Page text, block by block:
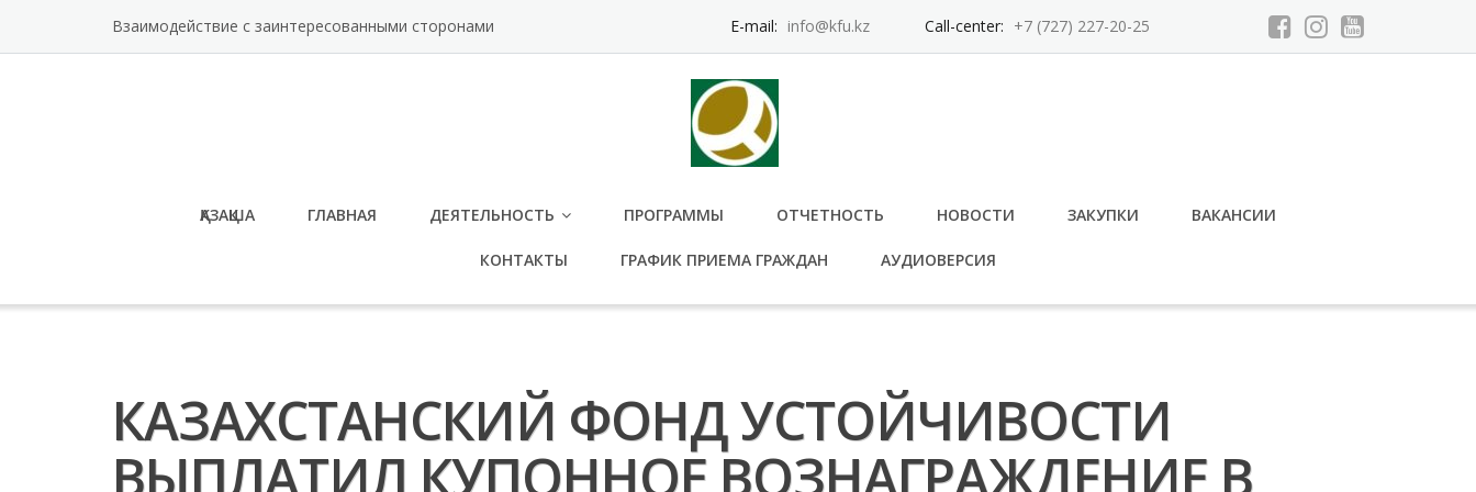
содержимому
Взаимодействие с заинтересованными сторонами E-mail: info@kfu.kz Call-center: +7 (727) 227-20-25
ҚАЗАҚША ГЛАВНАЯ ДЕЯТЕЛЬНОСТЬ ПРОГРАММЫ ОТЧЕТНОСТЬ НОВОСТИ ЗАКУПКИ ВАКАНСИИ
КОНТАКТЫ ГРАФИК ПРИЕМА ГРАЖДАН АУДИОВЕРСИЯ
КАЗАХСТАНСКИЙ ФОНД УСТОЙЧИВОСТИ
ВЫПЛАТИЛ КУПОННОЕ ВОЗНАГРАЖДЕНИЕ В